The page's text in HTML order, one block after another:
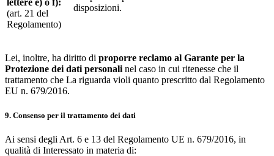
lettere e) o f):
(art. 21 del
Regolamento)
disposizioni.
Lei, inoltre, ha diritto di proporre reclamo al Garante per la
Protezione dei dati personalinel caso in cui ritenesse che il
trattamento che La riguarda violi quanto prescritto dal Regolamento
EU n. 679/2016.
9. Consenso per il trattamento dei dati
Ai sensi degli Art. 6 e 13 del Regolamento UE n. 679/2016, in
qualità di Interessato in materia di: